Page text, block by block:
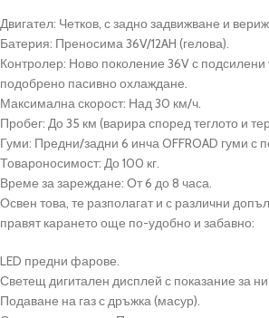
Двигател: Четков, с задно задвижване и
Батерия: Преносима 36V/12AH (гелова).
Контролер: Ново поколение 36V с подсилени
подобрено пасивно охлаждане.
Максимална скорост: Над 30 км/ч.
Пробег: До 35 км (варира според теглото и
Гуми: Предни/задни 6 инча OFFROAD гуми с
Товароносимост: До 100 кг.
Време за зареждане: От 6 до 8 часа.
Освен това, те разполагат и с различни
правят карането още по-удобно и забавно:
LED предни фарове.
Светещ дигитален дисплей с показание за
Подаване на газ с дръжка (масур).